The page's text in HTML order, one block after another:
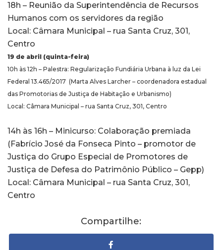
18h – Reunião da Superintendência de Recursos
Humanos com os servidores da região
Local: Câmara Municipal – rua Santa Cruz, 301,
Centro
19 de abril (quinta-feira)
10h às 12h – Palestra: Regularização Fundiária Urbana à luz da Lei
Federal 13.465/2017 (Marta Alves Larcher – coordenadora estadual
das Promotorias de Justiça de Habitação e Urbanismo)
Local: Câmara Municipal – rua Santa Cruz, 301, Centro
14h às 16h – Minicurso: Colaboração premiada
(Fabrício José da Fonseca Pinto – promotor de
Justiça do Grupo Especial de Promotores de
Justiça de Defesa do Patrimônio Público – Gepp)
Local: Câmara Municipal – rua Santa Cruz, 301,
Centro
Compartilhe: